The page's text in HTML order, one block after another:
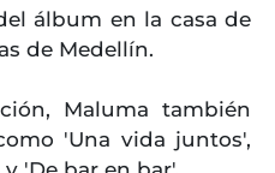
álbum en la casa de
de Medellín.
Maluma también
'Una vida juntos',